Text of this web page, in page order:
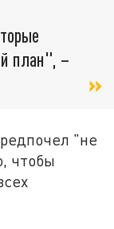
план", –
"не
чтобы